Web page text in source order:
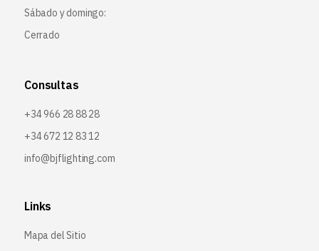
Sábado y domingo:
Cerrado
Consultas
+34 966 28 88 28
+34 672 12 83 12
info@bjflighting.com
Links
Mapa del Sitio